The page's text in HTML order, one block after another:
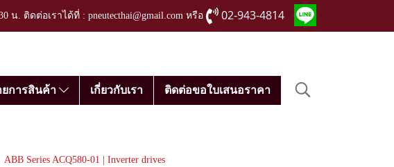
. ติดต่อเราได้ที่ : pneutecthai@gmail.com หรือ 02-943-4814
ยการสินค้า เกี่ยวกับเรา ติดต่อขอใบเสนอราคา
ABB Series ACQ580-01 | Inverter drives